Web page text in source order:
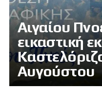
Αιγαίου
εικαστική
Αυγούστου